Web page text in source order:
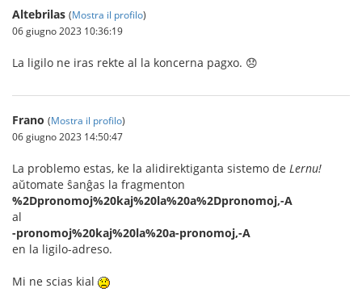
Altebrilas (Mostra il profilo)
06 giugno 2023 10:36:19
La ligilo ne iras rekte al la koncerna pagxo. 😞
Frano (Mostra il profilo)
06 giugno 2023 14:50:47
La problemo estas, ke la alidirektiganta sistemo de Lernu!
aŭtomate ŝanĝas la fragmenton
%2Dpronomoj%20kaj%20la%20a%2Dpronomoj,-A
al
-pronomoj%20kaj%20la%20a-pronomoj,-A
en la ligilo-adreso.
Mi ne scias kial